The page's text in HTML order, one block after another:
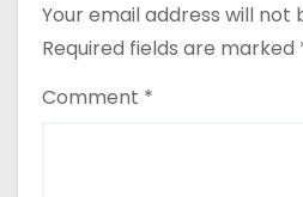
Your email address will not
Required fields are marked
Comment *